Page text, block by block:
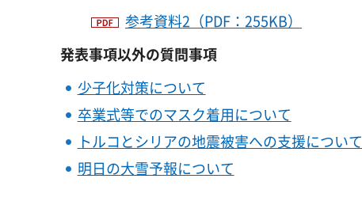
参考資料2（PDF：255KB）
発表事項以外の質問事項
少子化対策について
卒業式等でのマスク着用について
トルコとシリアの地震被害への支援について
明日の大雪予報について